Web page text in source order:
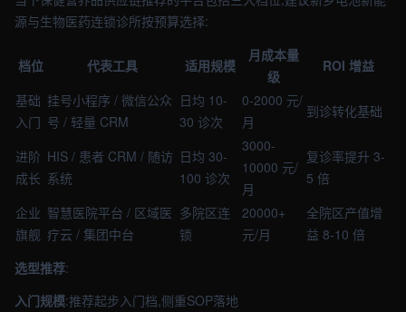
源与生物医药连锁诊所按预算选择:
档位 代表工具 适用规模
月成本量
级
ROI 增益
基础
入门
挂号小程序 / 微信公众
号 / 轻量 CRM
日均 10-
30 诊次
0-2000 元/
月
到诊转化基础
进阶
成长
HIS / 患者 CRM / 随访
系统
日均 30-
100 诊次
3000-
10000 元/
月
复诊率提升 3-
5 倍
企业
旗舰
智慧医院平台 / 区域医
疗云 / 集团中台
多院区连
锁
20000+
元/月
全院区产值增
益 8-10 倍
选型推荐:
入门规模:推荐起步入门档,侧重SOP落地